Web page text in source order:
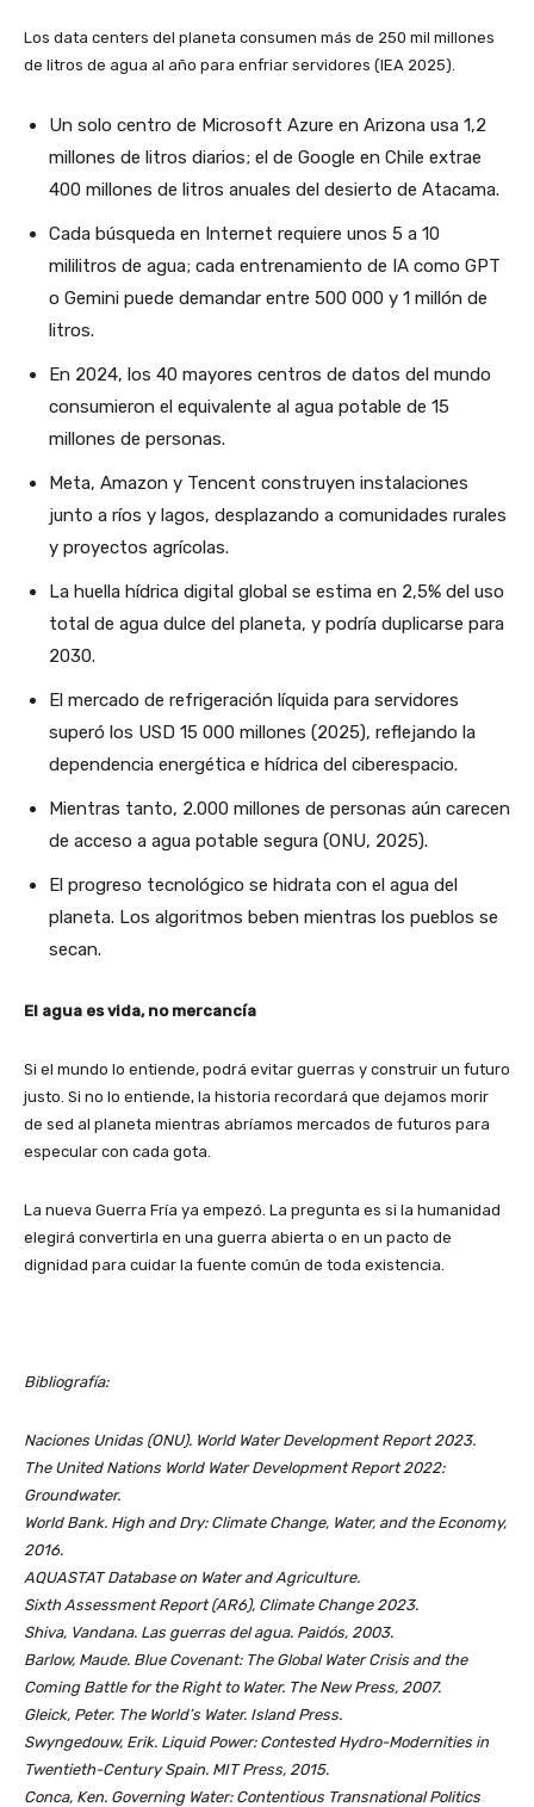
Los data centers del planeta consumen más de 250 mil millones
de litros de agua al año para enfriar servidores (IEA 2025).
Un solo centro de Microsoft Azure en Arizona usa 1,2
millones de litros diarios; el de Google en Chile extrae
400 millones de litros anuales del desierto de Atacama.
Cada búsqueda en Internet requiere unos 5 a 10
mililitros de agua; cada entrenamiento de IA como GPT
o Gemini puede demandar entre 500 000 y 1 millón de
litros.
En 2024, los 40 mayores centros de datos del mundo
consumieron el equivalente al agua potable de 15
millones de personas.
Meta, Amazon y Tencent construyen instalaciones
junto a ríos y lagos, desplazando a comunidades rurales
y proyectos agrícolas.
La huella hídrica digital global se estima en 2,5% del uso
total de agua dulce del planeta, y podría duplicarse para
2030.
El mercado de refrigeración líquida para servidores
superó los USD 15 000 millones (2025), reflejando la
dependencia energética e hídrica del ciberespacio.
Mientras tanto, 2.000 millones de personas aún carecen
de acceso a agua potable segura (ONU, 2025).
El progreso tecnológico se hidrata con el agua del
planeta. Los algoritmos beben mientras los pueblos se
secan.
El agua es vida, no mercancía
Si el mundo lo entiende, podrá evitar guerras y construir un futuro
justo. Si no lo entiende, la historia recordará que dejamos morir
de sed al planeta mientras abríamos mercados de futuros para
especular con cada gota.
La nueva Guerra Fría ya empezó. La pregunta es si la humanidad
elegirá convertirla en una guerra abierta o en un pacto de
dignidad para cuidar la fuente común de toda existencia.
Bibliografía:
Naciones Unidas (ONU). World Water Development Report 2023.
The United Nations World Water Development Report 2022:
Groundwater.
World Bank. High and Dry: Climate Change, Water, and the Economy,
2016.
AQUASTAT Database on Water and Agriculture.
Sixth Assessment Report (AR6), Climate Change 2023.
Shiva, Vandana. Las guerras del agua. Paidós, 2003.
Barlow, Maude. Blue Covenant: The Global Water Crisis and the
Coming Battle for the Right to Water. The New Press, 2007.
Gleick, Peter. The World’s Water. Island Press.
Swyngedouw, Erik. Liquid Power: Contested Hydro-Modernities in
Twentieth-Century Spain. MIT Press, 2015.
Conca, Ken. Governing Water: Contentious Transnational Politics